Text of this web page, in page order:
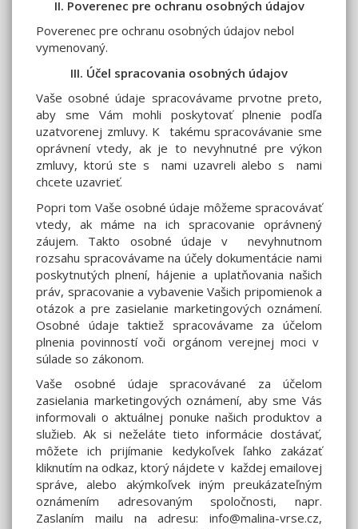
II. Poverenec pre ochranu osobných údajov
Poverenec pre ochranu osobných údajov nebol
vymenovaný.
III. Účel spracovania osobných údajov
Vaše osobné údaje spracovávame prvotne preto,
aby sme Vám mohli poskytovať plnenie podľa
uzatvorenej zmluvy. K takému spracovávanie sme
oprávnení vtedy, ak je to nevyhnutné pre výkon
zmluvy, ktorú ste s nami uzavreli alebo s nami
chcete uzavrieť.
Popri tom Vaše osobné údaje môžeme spracovávať
vtedy, ak máme na ich spracovanie oprávnený
záujem. Takto osobné údaje v nevyhnutnom
rozsahu spracovávame na účely dokumentácie nami
poskytnutých plnení, hájenie a uplatňovania našich
práv, spracovanie a vybavenie Vašich pripomienok a
otázok a pre zasielanie marketingových oznámení.
Osobné údaje taktiež spracovávame za účelom
plnenia povinností voči orgánom verejnej moci v
súlade so zákonom.
Vaše osobné údaje spracovávané za účelom
zasielania marketingových oznámení, aby sme Vás
informovali o aktuálnej ponuke našich produktov a
služieb. Ak si neželáte tieto informácie dostávať,
môžete ich prijímanie kedykoľvek ľahko zakázať
kliknutím na odkaz, ktorý nájdete v každej emailovej
správe, alebo akýmkoľvek iným preukázateľným
oznámením adresovaným spoločnosti, napr.
Zaslaním mailu na adresu: info@malina-vrse.cz,